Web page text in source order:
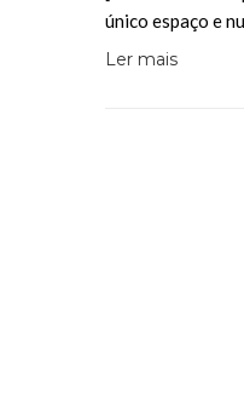
único espaço e
Ler mais